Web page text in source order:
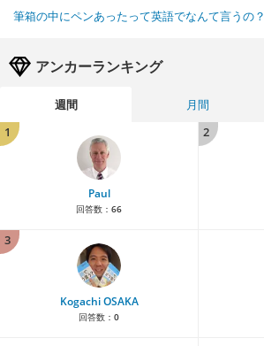
筆箱の中にペンあったって英語でなんて言うの？
アンカーランキング
週間 月間
1
Paul
回答数： 66
2
3
Kogachi OSAKA
回答数： 0